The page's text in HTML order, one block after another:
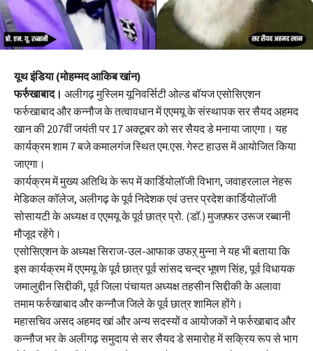
यूथ इंडिया (मोहम्मद आकिब खांन)
फर्रुखाबाद। अलीगढ़ मुस्लिम यूनिवर्सिटी ओल्ड बॉयज एसोसिएशन
फर्रुखाबाद और कन्नौज के तत्वावधान में एएमयू के संस्थापक सर सैयद अहमद
खान की 207वीं जयंती पर 17 अक्टूबर को सर सैयद डे मनाया जाएगा। यह
कार्यक्रम शाम 7 बजे कमालगंज स्थित एम.एस. गेस्ट हाउस में आयोजित किया
जाएगा।
कार्यक्रम में मुख्य अतिथि के रूप में कार्डियोलॉजी विभाग, जवाहरलाल नेहरू
मेडिकल कॉलेज, अलीगढ़ के पूर्व निदेशक एवं उत्तर प्रदेश कार्डियोलॉजी
सोसायटी के अध्यक्ष व एएमयू के पूर्व छात्र प्रो. (डॉ.) मुजफ़्फर उरूज रब्बानी
मौजूद रहेंगे।
एसोसिएशन के अध्यक्ष सिराज-उल-आफाक उफऱ् मुन्ना ने यह भी बताया कि
इस कार्यक्रम में एएमयू के पूर्व छात्र पूर्व सांसद चन्द्र भूषण सिंह, पूर्व विधायक
जमालुद्दीन सिद्दीकी, पूर्व जिला पंचायत अध्यक्ष तहसीन सिद्दीकी के अलावा
तमाम फर्रुखाबाद और कन्नौज जिले के पूर्व छात्र शामिल होंगे।
महासचिव असद अहमद खां और अन्य सदस्यों व आयोजकों ने फर्रुखाबाद और
कन्नौज भर के अलीगढ़ समुदाय से सर सैयद डे समारोह में सक्रिय रूप से भाग